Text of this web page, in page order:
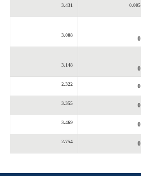
0.005
3.431
0
3.008
0
3.148
0
2.322
0
3.355
0
3.469
0
2.754